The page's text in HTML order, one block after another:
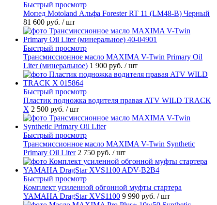
Быстрый просмотр
Мопед Motoland Альфа Forester RT 11 (LM48-B) Черный
81 600 руб. / шт
Быстрый просмотр
Трансмиссионное масло MAXIMA V-Twin Primary Oil
Liter (минеральное) 1 900 руб. / шт
Быстрый просмотр
Пластик подножка водителя правая ATV WILD TRACK
X 2 500 руб. / шт
Быстрый просмотр
Трансмиссионное масло MAXIMA V-Twin Synthetic
Primary Oil Liter 2 750 руб. / шт
Быстрый просмотр
Комплект усиленной обгонной муфты стартера
YAMAHA DragStar XVS1100 9 990 руб. / шт